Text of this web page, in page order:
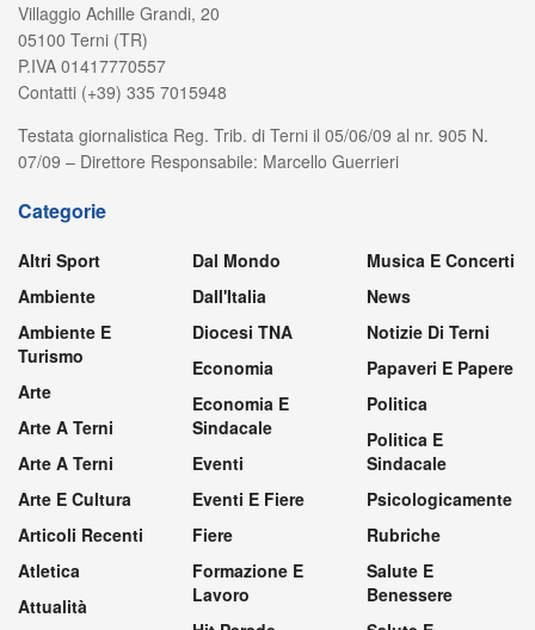
Villaggio Achille Grandi, 20
05100 Terni (TR)
P.IVA 01417770557
Contatti (+39) 335 7015948
Testata giornalistica Reg. Trib. di Terni il 05/06/09 al nr. 905 N.
07/09 – Direttore Responsabile: Marcello Guerrieri
Categorie
Altri Sport
Ambiente
Ambiente E
Turismo
Arte
Arte A Terni
Arte A Terni
Arte E Cultura
Articoli Recenti
Atletica
Attualità
Dal Mondo
Dall'Italia
Diocesi TNA
Economia
Economia E
Sindacale
Eventi
Eventi E Fiere
Fiere
Formazione E
Lavoro
Musica E Concerti
News
Notizie Di Terni
Papaveri E Papere
Politica
Politica E
Sindacale
Psicologicamente
Rubriche
Salute E
Benessere